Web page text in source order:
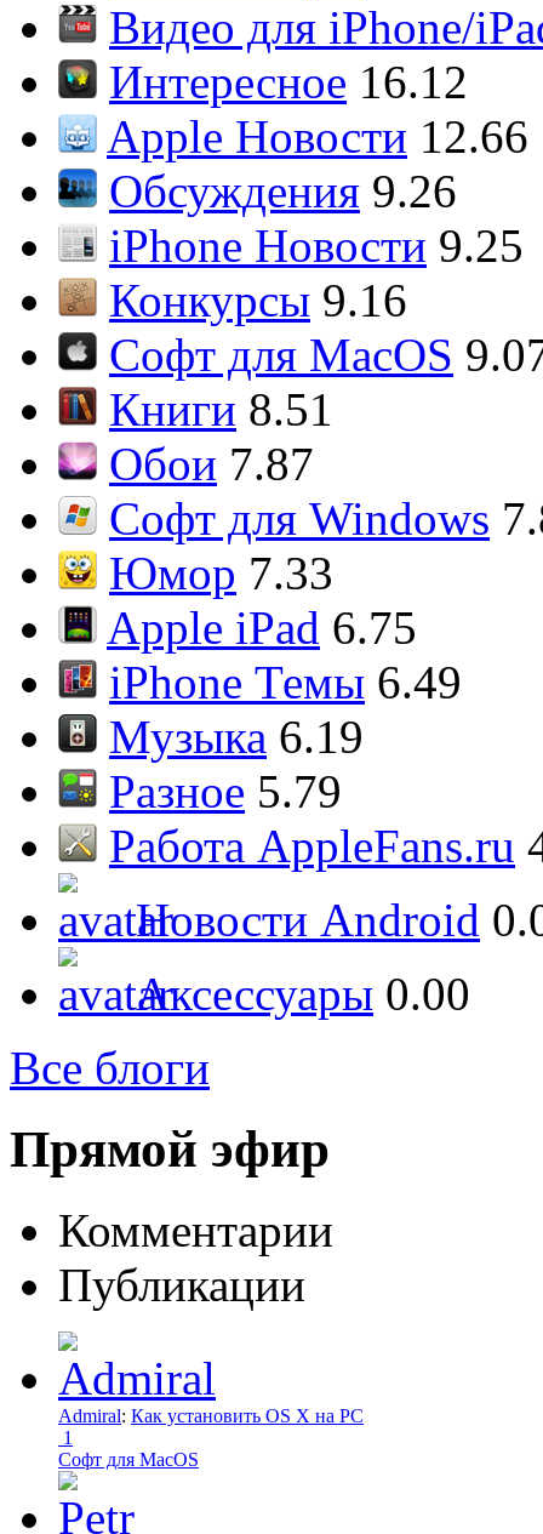
Видео для iPhone/
Интересное 16.12
Apple Новости 12.66
Обсуждения 9.26
iPhone Новости 9.25
Конкурсы 9.16
Софт для MacOS
Книги 8.51
Обои 7.87
Софт для Windows
Юмор 7.33
Apple iPad 6.75
iPhone Темы 6.49
Музыка 6.19
Разное 5.79
Работа AppleFans.ru
Новости Android
Аксессуары 0.00
Все блоги
Прямой эфир
Комментарии
Публикации
Admiral: Как установить OS X на PC
1
Софт для MacOS